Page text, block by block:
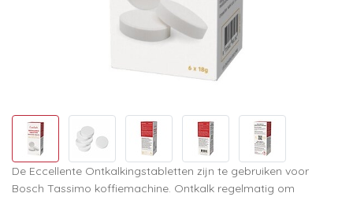
De Eccellente Ontkalkingstabletten zijn te gebruiken voor
Bosch Tassimo koffiemachine. Ontkalk regelmatig om